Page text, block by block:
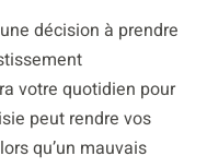
décision à prendre
votre quotidien pour
peut rendre vos
qu’un mauvais